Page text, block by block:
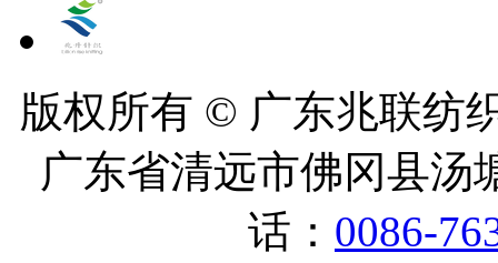
版权所有 © 广东兆联纺
广东省清远市佛冈县汤
话： 0086-